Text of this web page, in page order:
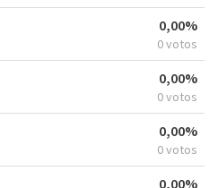
0,00%
0 votos
0,00%
0 votos
0,00%
0 votos
0,00%